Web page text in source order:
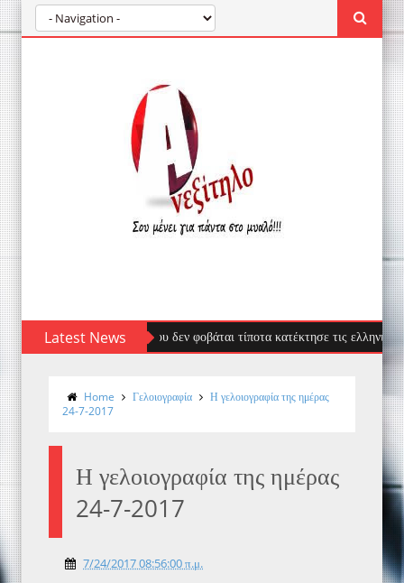
Latest News
Ο επισκέπτης που δεν φοβάται τίποτα κατέκτησε τις ελληνικές
Home Γελοιογραφία
Η γελοιογραφία της ημέρας
24-7-2017
Η γελοιογραφία της ημέρας
24-7-2017
7/24/2017 08:56:00 π.μ.